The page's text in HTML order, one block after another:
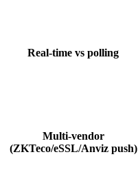
Real-time vs polling
Multi-vendor
(ZKTeco/eSSL/Anviz push)